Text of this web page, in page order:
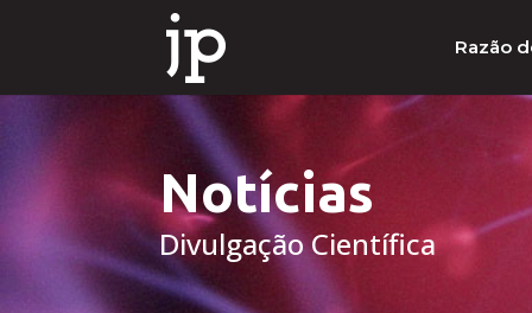
Razão
Notícias
Divulgação Científica